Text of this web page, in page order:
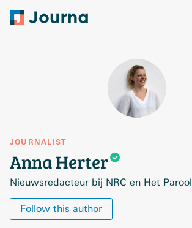
JOURNALIST
AnnaHerter
Nieuwsredacteur bij NRC en Het Parool
Follow this author